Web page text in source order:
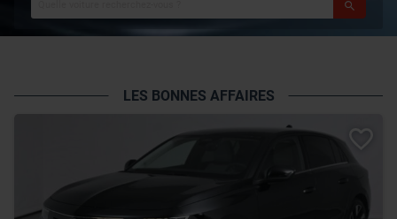
LES BONNES AFFAIRES